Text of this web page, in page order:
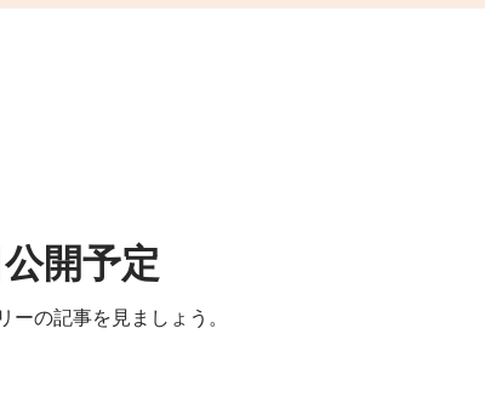
開予定
ーの記事を見ましょう。